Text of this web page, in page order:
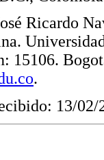
Ricardo
15106.
.
13/02/